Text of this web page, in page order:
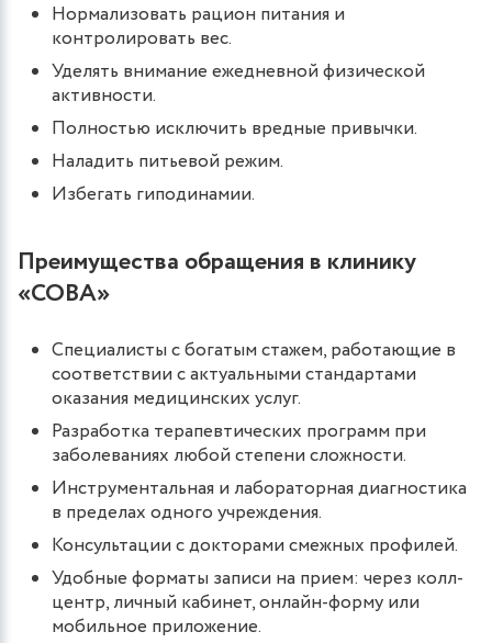
Нормализовать рацион питания и
контролировать вес.
Уделять внимание ежедневной физической
активности.
Полностью исключить вредные привычки.
Наладить питьевой режим.
Избегать гиподинамии.
Преимущества обращения в клинику
«СОВА»
Специалисты с богатым стажем, работающие в
соответствии с актуальными стандартами
оказания медицинских услуг.
Разработка терапевтических программ при
заболеваниях любой степени сложности.
Инструментальная и лабораторная диагностика
в пределах одного учреждения.
Консультации с докторами смежных профилей.
Удобные форматы записи на прием: через колл-
центр, личный кабинет, онлайн-форму или
мобильное приложение.